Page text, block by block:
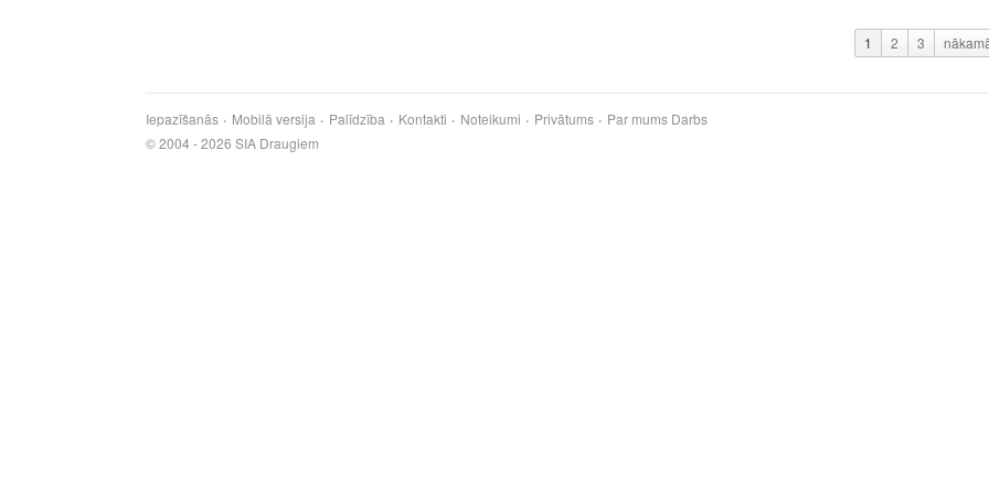
1 2 3
Iepazīšanās Mobilā versija Palīdzība Kontakti Noteikumi Privātums Par mums Darbs
© 2004 - 2026 SIA Draugiem